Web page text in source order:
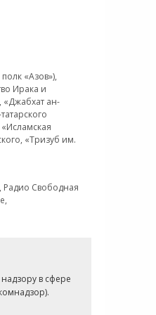
«Азов»),
Ирака и
«Джабхат ан-
«Тризуб им.
Радио Свободная
в сфере